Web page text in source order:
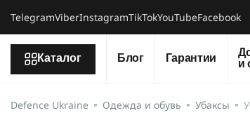
TelegramViberInstagramTikTokYouTubeFacebook
Каталог Блог Гарантии
и
Defence Ukraine Одежда и обувь Убаксы